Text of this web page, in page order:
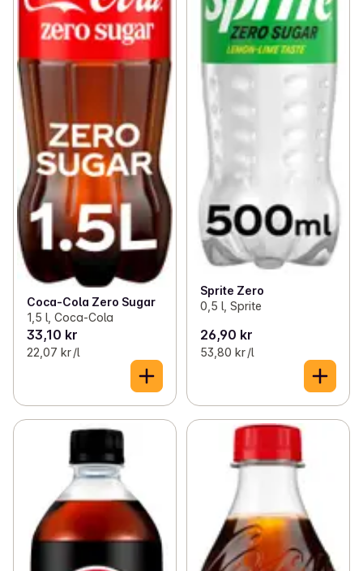
Coca-Cola Zero Sugar
1,5 l, Coca-Cola
33,10 kr
22,07 kr /l
Sprite Zero
0,5 l, Sprite
26,90 kr
53,80 kr /l